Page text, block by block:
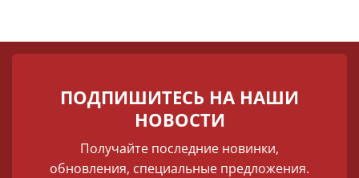
ПОДПИШИТЕСЬ НА НАШИ
НОВОСТИ
Получайте последние новинки,
обновления, специальные предложения.